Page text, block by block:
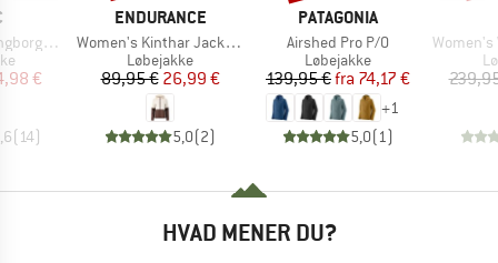
Hoody
pris
€
(14)
MÆRKE
ENDURANCE
Artikel
Women's Kinthar Jacket with Hood
Produktgruppe
Løbejakke
Pris
89,95 €Nedsat pris
26,99 €
5,0(2)
MÆRKE
PATAGONIA
Artikel
Airshed Pro P/O
Produktgruppe
Løbejakke
Pris
139,95 € Nedsat pris
fra 74,17 €
+1
5,0(1)
Artikel
Women's
HVAD MENER DU?